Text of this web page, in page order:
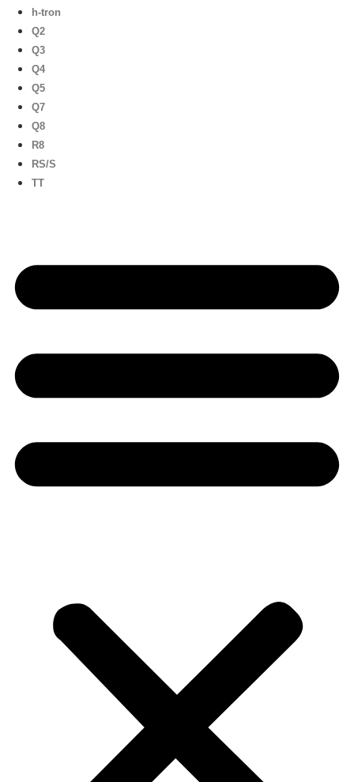
h-tron
Q2
Q3
Q4
Q5
Q7
Q8
R8
RS/S
TT